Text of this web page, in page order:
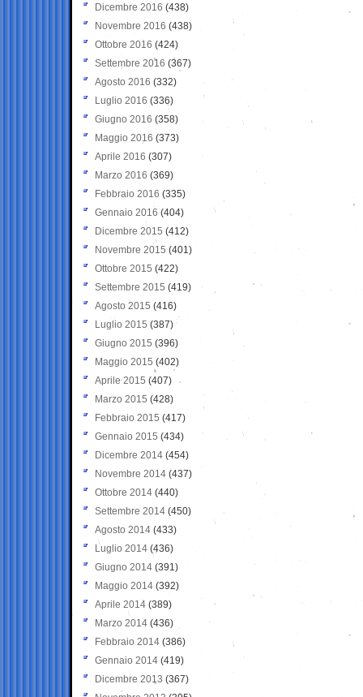
Dicembre 2016 (438)
Novembre 2016 (438)
Ottobre 2016 (424)
Settembre 2016 (367)
Agosto 2016 (332)
Luglio 2016 (336)
Giugno 2016 (358)
Maggio 2016 (373)
Aprile 2016 (307)
Marzo 2016 (369)
Febbraio 2016 (335)
Gennaio 2016 (404)
Dicembre 2015 (412)
Novembre 2015 (401)
Ottobre 2015 (422)
Settembre 2015 (419)
Agosto 2015 (416)
Luglio 2015 (387)
Giugno 2015 (396)
Maggio 2015 (402)
Aprile 2015 (407)
Marzo 2015 (428)
Febbraio 2015 (417)
Gennaio 2015 (434)
Dicembre 2014 (454)
Novembre 2014 (437)
Ottobre 2014 (440)
Settembre 2014 (450)
Agosto 2014 (433)
Luglio 2014 (436)
Giugno 2014 (391)
Maggio 2014 (392)
Aprile 2014 (389)
Marzo 2014 (436)
Febbraio 2014 (386)
Gennaio 2014 (419)
Dicembre 2013 (367)